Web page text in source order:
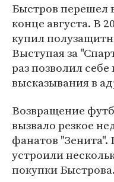
Быстров перешел
конце августа. В
купил
Выступая за
раз позволил
высказывания в
Возвращение
вызвало резкое
фанатов
устроили
покупки Быстрова.